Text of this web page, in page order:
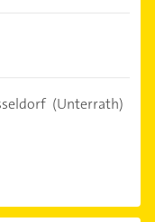
(Unterrath)